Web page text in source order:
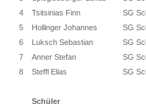
4
Tsitsinias Finn
SG
5
Hollinger Johannes
SG
6
Luksch Sebastian
SG
7
Anner Stefan
SG
8
Steffl Elias SG
Schüler